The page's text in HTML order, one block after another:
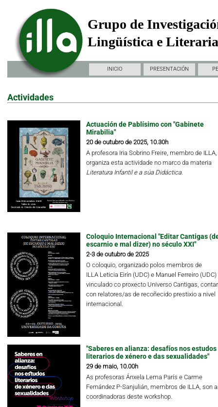
Grupo de
Lingüística e
INICIO PRESENTACIÓN
Actividades
Actuación de Pablísimo con "Gabinete
Mirabilia"
20 de outubro de 2025, 10.30h
A profesora Iria Sobrino Freire, membro de ILLA,
organiza esta actividade no marco da materia
Literatura Infantil e a súa Didáctica.
Coloquio Internacional "Editar Cantigas
escarnio e mal dizer) no século XXI"
2-3 de outubro de 2025
O coloquio, organizado polos membros de
ILLA Leticia Eirín (UDC) e Manuel Ferreiro (UDC)
vinculado co proxecto Universo Cantigas,
con relatores/as de recoñecido prestixio a nivel
internacional.
"Saberes en alianza: desafíos nos estudos
literarios de xénero e das sexualidades"
29 de maio, 10.00h
As profesoras Ánxela Lema París e Carme
Fernández P-Sanjulián, membros de ILLA, son
coordinadoras deste workshop.